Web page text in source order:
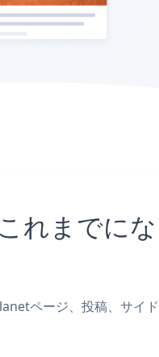
までにな
ページ、投稿、サイド